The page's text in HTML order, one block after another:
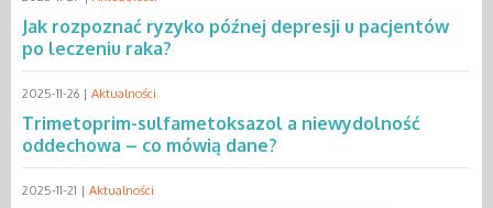
Jak rozpoznać ryzyko późnej depresji u pacjentów
po leczeniu raka?
2025-11-26 | Aktualności
Trimetoprim-sulfametoksazol a niewydolność
oddechowa – co mówią dane?
2025-11-21 | Aktualności